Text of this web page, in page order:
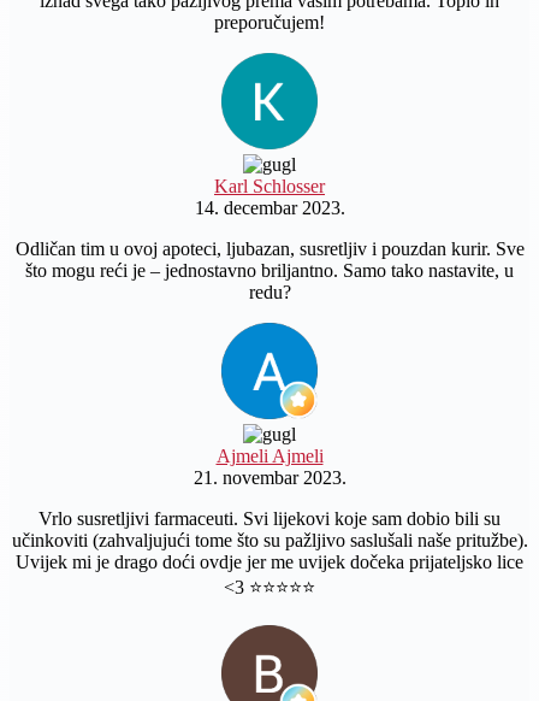
preporučujem!
Karl Schlosser
14. decembar 2023.
Odličan tim u ovoj apoteci, ljubazan, susretljiv i pouzdan kurir. Sve
što mogu reći je – jednostavno briljantno. Samo tako nastavite, u
redu?
Ajmeli Ajmeli
21. novembar 2023.
Vrlo susretljivi farmaceuti. Svi lijekovi koje sam dobio bili su
učinkoviti (zahvaljujući tome što su pažljivo saslušali naše pritužbe).
Uvijek mi je drago doći ovdje jer me uvijek dočeka prijateljsko lice
<3 ⭐️⭐️⭐️⭐️⭐️